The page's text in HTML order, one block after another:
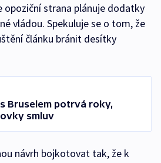
opoziční strana plánuje dodatky
vládou. Spekuluje se o tom, že
článku bránit desítky
Bruselem potrvá roky,
smluv
návrh bojkotovat tak, že k